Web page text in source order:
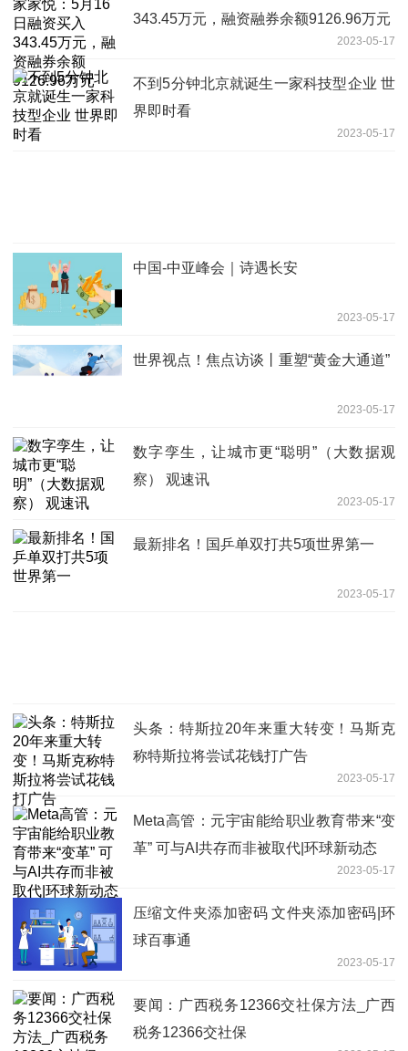
343.45万元，融资融券余额9126.96万元
2023-05-17
不到5分钟北京就诞生一家科技型企业 世
界即时看
2023-05-17
中国-中亚峰会｜诗遇长安
2023-05-17
世界视点！焦点访谈丨重塑“黄金大通道”
2023-05-17
数字孪生，让城市更“聪明”（大数据观
察） 观速讯
2023-05-17
最新排名！国乒单双打共5项世界第一
2023-05-17
头条：特斯拉20年来重大转变！马斯克
称特斯拉将尝试花钱打广告
2023-05-17
Meta高管：元宇宙能给职业教育带来“变
革” 可与AI共存而非被取代|环球新动态
2023-05-17
压缩文件夹添加密码 文件夹添加密码|环
球百事通
2023-05-17
要闻：广西税务12366交社保方法_广西
税务12366交社保